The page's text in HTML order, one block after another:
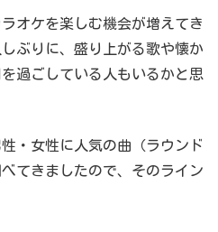
オケを楽しむ機会が増えてき
ぶりに、盛り上がる歌や懐か
過ごしている人もいるかと思
・女性に人気の曲（ラウンド
てきましたので、そのライン